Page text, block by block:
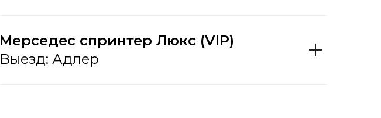
Мерседес спринтер Люкс (VIP)
Выезд: Адлер